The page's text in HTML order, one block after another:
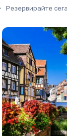
Резервирайте